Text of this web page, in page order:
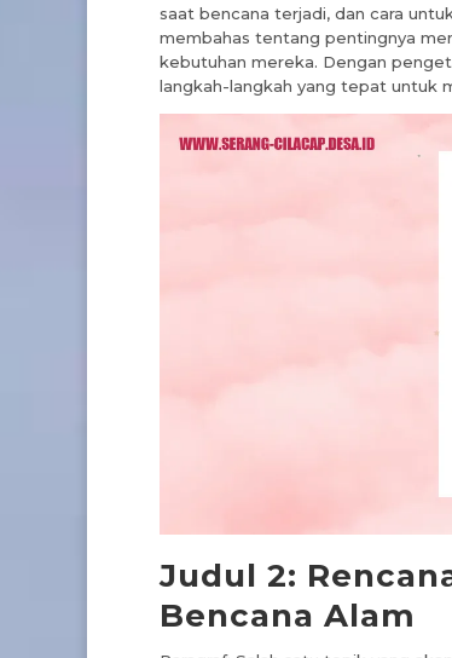
saat bencana terjadi, dan cara
membahas tentang pentingnya
kebutuhan mereka. Dengan
langkah-langkah yang tepat untuk
Judul 2:
Bencana Alam